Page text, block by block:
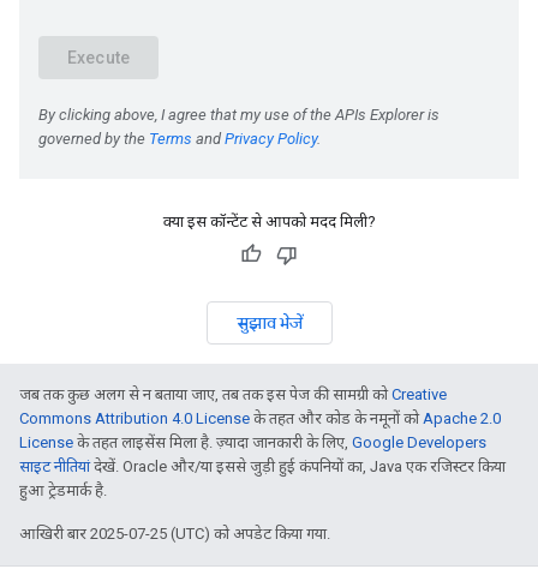
क्या इस कॉन्टेंट से आपको मदद मिली?
सुझाव भेजें
जब तक कुछ अलग से न बताया जाए, तब तक इस पेज की सामग्री कोCreative
Commons Attribution 4.0 License के तहत और कोड के नमूनों कोApache 2.0
License के तहत लाइसेंस मिला है. ज़्यादा जानकारी के लिए, Google Developers
साइट नीतियांदेखें. Oracle और/या इससे जुड़ी हुई कंपनियों का, Java एक रजिस्टर किया
हुआ ट्रेडमार्क है.
आखिरी बार 2025-07-25 (UTC) को अपडेट किया गया.